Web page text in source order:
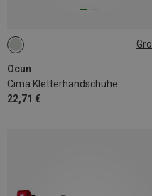
Ocun
Cima Kletterhandschuhe
22,71 €
XS